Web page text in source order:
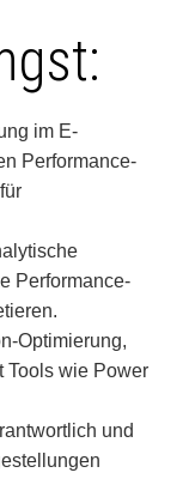
im E-
Performance-
Performance-
Optimierung,
Tools wie Power
und